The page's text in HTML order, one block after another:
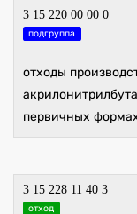
3 15 220 00 00 0
подгруппа
отходы
первичных
3 15 228 11 40 3
отход